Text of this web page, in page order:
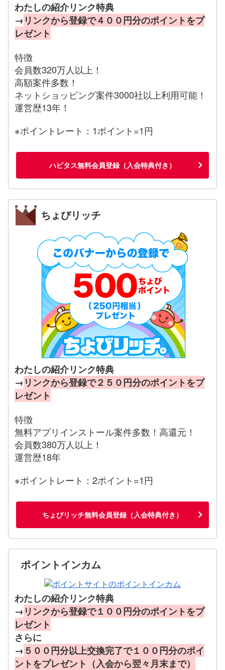
わたしの紹介リンク特典
→ リンクから登録で４００円分のポイントをプ
レゼント
特徴
会員数320万人以上！
高額案件多数！
ネットショッピング案件3000社以上利用可能！
運営歴13年！
※ポイントレート：1ポイント=1円
ハピタス無料会員登録（入会特典付き）
ちょびリッチ
わたしの紹介リンク特典
→ リンクから登録で２５０円分のポイントをプ
レゼント
特徴
無料アプリインストール案件多数！高還元！
会員数380万人以上！
運営歴18年
※ポイントレート：2ポイント=1円
ちょびリッチ無料会員登録（入会特典付き）
ポイントインカム
わたしの紹介リンク特典
→ リンクから登録で１００円分のポイントをプ
レゼント
さらに
→ ５００円分以上交換完了で１００円分のポイ
ントをプレゼント（入会から翌々月末まで）